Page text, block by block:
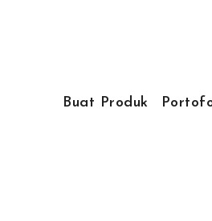
Buat Produk